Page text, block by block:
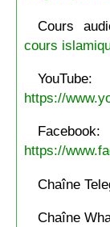
Cours
cours
YouTube:
https://
Facebook:
https://
Chaîne
Chaîne